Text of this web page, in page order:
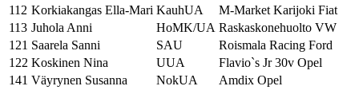
112 Korkiakangas Ella-Mari KauhUA
M-Market Karijoki Fiat
113 Juhola Anni HoMK/UA Raskaskonehuolto VW
121 Saarela Sanni SAU
Roismala Racing Ford
122 Koskinen Nina UUA
Flavio`s Jr 30v Opel
141 Väyrynen Susanna NokUA
Amdix Opel